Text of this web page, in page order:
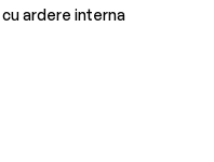
ardere interna